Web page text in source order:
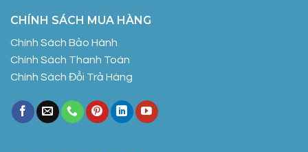
CHÍNH SÁCH MUA HÀNG
Chính Sách Bảo Hành
Chính Sách Thanh Toán
Chính Sách Đổi Trả Hàng